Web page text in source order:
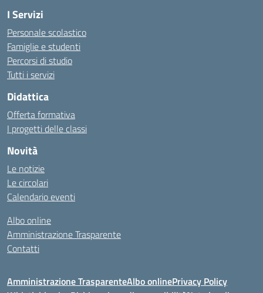
I Servizi
Personale scolastico
Famiglie e studenti
Percorsi di studio
Tutti i servizi
Didattica
Offerta formativa
I progetti delle classi
Novità
Le notizie
Le circolari
Calendario eventi
Albo online
Amministrazione Trasparente
Contatti
Amministrazione TrasparenteAlbo onlinePrivacy Policy